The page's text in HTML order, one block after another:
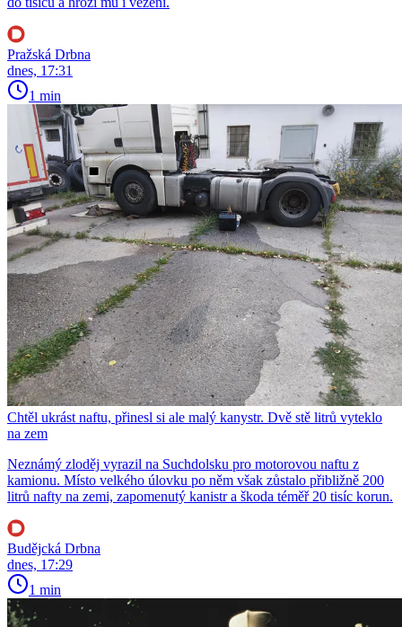
Pražská Drbna
dnes, 17:31
1 min
Chtěl ukrást naftu, přinesl si ale malý kanystr. Dvě stě litrů vyteklo
na zem
Neznámý zloděj vyrazil na Suchdolsku pro motorovou naftu z
kamionu. Místo velkého úlovku po něm však zůstalo přibližně 200
litrů nafty na zemi, zapomenutý kanistr a škoda téměř 20 tisíc korun.
Budějcká Drbna
dnes, 17:29
1 min